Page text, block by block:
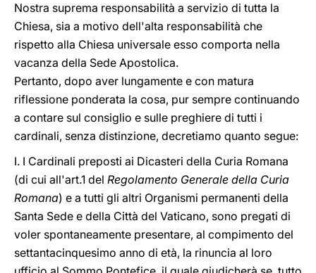
Nostra suprema responsabilità a servizio di tutta la
Chiesa, sia a motivo dell'alta responsabilità che
rispetto alla Chiesa universale esso comporta nella
vacanza della Sede Apostolica.
Pertanto, dopo aver lungamente e con matura
riflessione ponderata la cosa, pur sempre continuando
a contare sul consiglio e sulle preghiere di tutti i
cardinali, senza distinzione, decretiamo quanto segue:
I. I Cardinali preposti ai Dicasteri della Curia Romana
(di cui all'art.1 del Regolamento Generale della Curia
Romana) e a tutti gli altri Organismi permanenti della
Santa Sede e della Città del Vaticano, sono pregati di
voler spontaneamente presentare, al compimento del
settantacinquesimo anno di età, la rinuncia al loro